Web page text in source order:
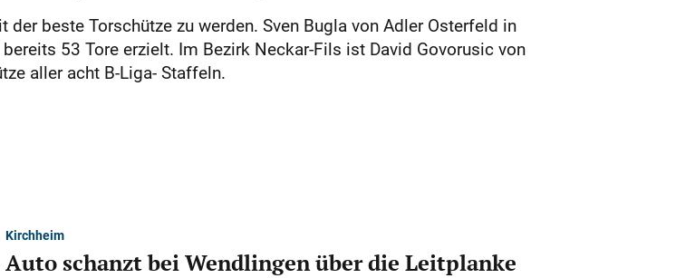
beste Torschütze zu werden. Sven Bugla von Adler Osterfeld in
53 Tore erzielt. Im Bezirk Neckar-Fils ist David Govorusic von
aller acht B-Liga- Staffeln.
Kirchheim
Auto schanzt bei Wendlingen über die Leitplanke